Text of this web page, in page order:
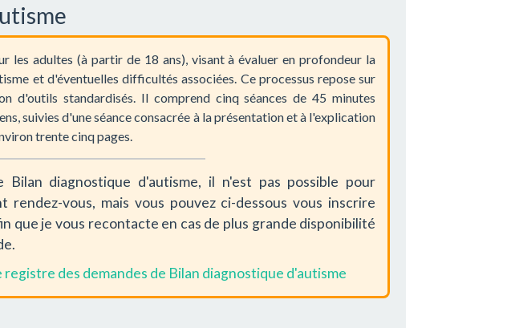
les adultes (à partir de 18 ans), visant à évaluer en profondeur la
et d'éventuelles difficultés associées. Ce processus repose sur
d'outils standardisés. Il comprend cinq séances de 45 minutes
suivies d'une séance consacrée à la présentation et à l'explication
trente cinq pages.
Bilan diagnostique d'autisme, il n'est pas possible pour
vous, mais vous pouvez ci-dessous vous inscrire
que je vous recontacte en cas de plus grande disponibilité
des demandes de Bilan diagnostique d'autisme